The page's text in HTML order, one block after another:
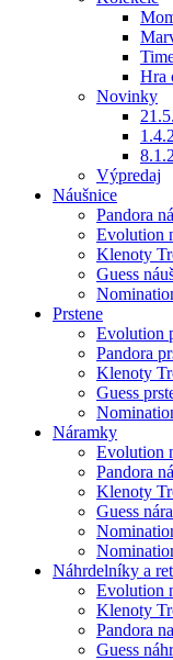
Hra
Novinky
Výpredaj
Náušnice
Pandora
Evolution
Klenoty
Guess
Prstene
Evolution
Pandora
Klenoty
Guess
Náramky
Evolution
Pandora
Klenoty
Guess
Náhrdelníky a
Evolution
Klenoty
Pandora
Guess